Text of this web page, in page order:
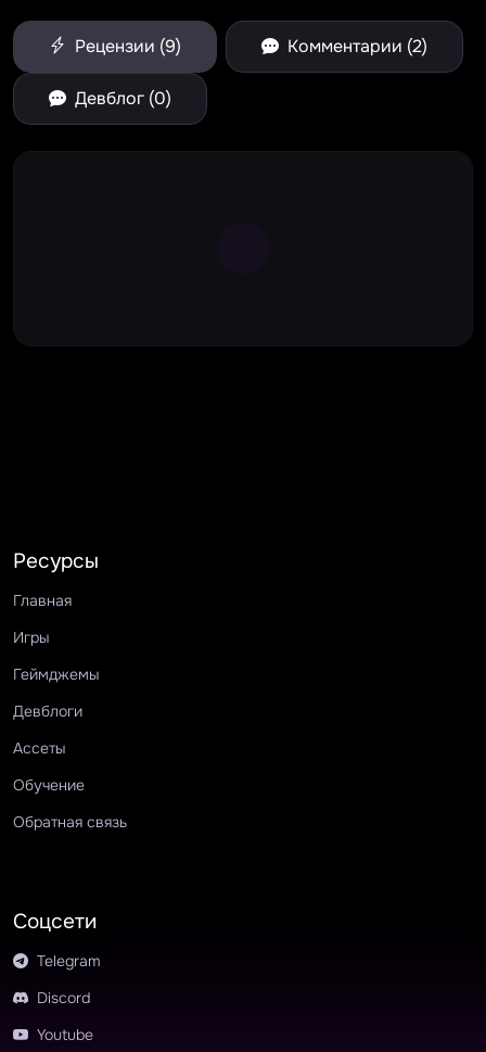
Рецензии (9) Комментарии (2)
Девблог (0)
Ресурсы
Главная
Игры
Геймджемы
Девблоги
Ассеты
Обучение
Обратная связь
Соцсети
Telegram
Discord
Youtube